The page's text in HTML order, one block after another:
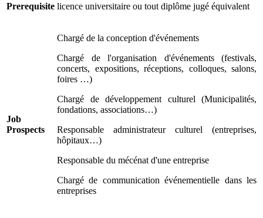
Prerequisite licence universitaire ou tout diplôme jugé équivalent
Job
Prospects
Chargé de la conception d'événements
Chargé de l'organisation d'événements (festivals,
concerts, expositions, réceptions, colloques, salons,
foires …)
Chargé de développement culturel (Municipalités,
fondations, associations…)
Responsable administrateur culturel (entreprises,
hôpitaux…)
Responsable du mécénat d'une entreprise
Chargé de communication événementielle dans les
entreprises